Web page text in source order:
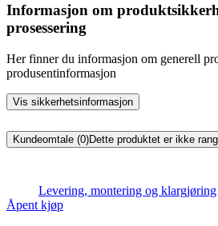
Informasjon om
prosessering
Her finner du informasjon om generell
produsentinformasjon
Vis sikkerhetsinformasjon
Kundeomtale (0)Dette produktet er ikke
Levering, montering og klargjøring
Åpent kjøp